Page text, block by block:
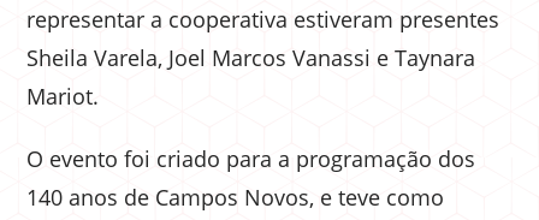
representar a cooperativa estiveram presentes
Sheila Varela, Joel Marcos Vanassi e Taynara
Mariot.
O evento foi criado para a programação dos
140 anos de Campos Novos, e teve como